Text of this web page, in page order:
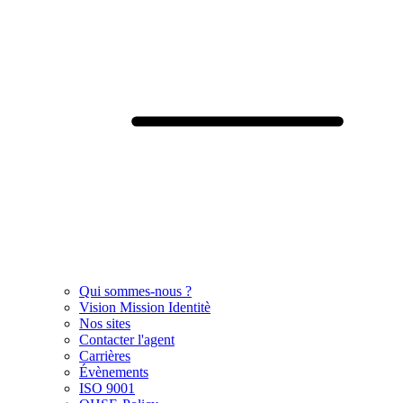
Qui sommes-nous ?
Vision Mission Identitè
Nos sites
Contacter l'agent
Carrières
Évènements
ISO 9001